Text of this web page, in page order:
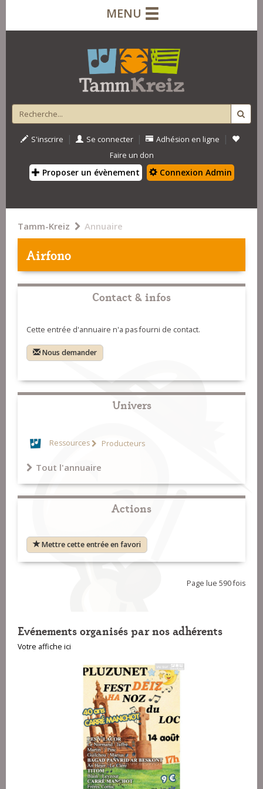
MENU
S'inscrire | Se connecter | Adhésion en ligne |
Faire un don
Proposer un évènement Connexion Admin
Tamm-Kreiz Annuaire
Airfono
Contact & infos
Cette entrée d'annuaire n'a pas fourni de contact.
Nous demander
Univers
Ressources Producteurs
Tout l'annuaire
Actions
Mettre cette entrée en favori
Page lue 590 fois
Evénements organisés par nos adhérents
Votre affiche ici